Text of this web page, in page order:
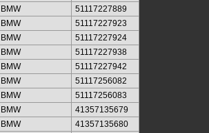
BMW
51117227889
BMW
51117227923
BMW
51117227924
BMW
51117227938
BMW
51117227942
BMW
51117256082
BMW
51117256083
BMW
41357135679
BMW
41357135680